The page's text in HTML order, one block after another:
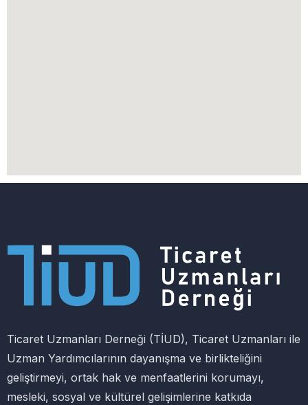
Ticaret Uzmanları Derneği (TİUD), Ticaret Uzmanları ile
Uzman Yardımcılarının dayanışma ve birlikteliğini
geliştirmeyi, ortak hak ve menfaatlerini korumayı,
mesleki, sosyal ve kültürel gelişimlerine katkıda